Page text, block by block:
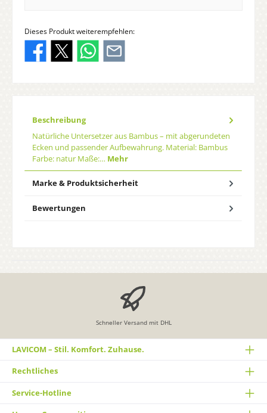
Dieses Produkt weiterempfehlen:
Beschreibung
Natürliche Untersetzer aus Bambus – mit abgerundeten
Ecken und passender Aufbewahrung. Material: Bambus
Farbe: natur Maße:… Mehr
Marke & Produktsicherheit
Bewertungen
Schneller Versand mit DHL
LAVICOM – Stil. Komfort. Zuhause.
Rechtliches
Service-Hotline